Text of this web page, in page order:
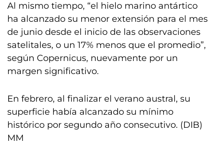
Al mismo tiempo, “el hielo marino antártico
ha alcanzado su menor extensión para el mes
de junio desde el inicio de las observaciones
satelitales, o un 17% menos que el promedio”,
según Copernicus, nuevamente por un
margen significativo.
En febrero, al finalizar el verano austral, su
superficie había alcanzado su mínimo
histórico por segundo año consecutivo. (DIB)
MM